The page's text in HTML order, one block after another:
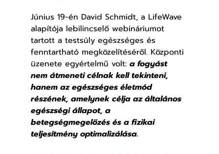
Június 19-én David Schmidt, a LifeWave
alapítója lebilincselő webináriumot
tartott a testsúly egészséges és
fenntartható megközelítéséről. Központi
üzenete egyértelmű volt: a fogyást
nem átmeneti célnak kell tekinteni,
hanem az egészséges életmód
részének, amelynek célja az általános
egészségi állapot, a
betegségmegelőzés és a fizikai
teljesítmény optimalizálása.